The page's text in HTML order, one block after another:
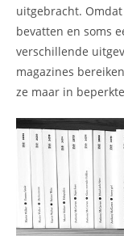
uitgebracht.
bevatten en soms
verschillende
magazines
ze maar in